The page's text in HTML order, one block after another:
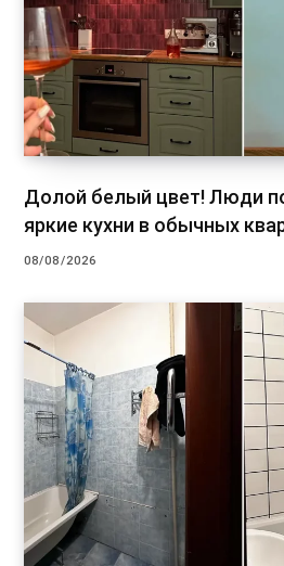
Долой белый цвет! Люди
яркие кухни в обычных
08/08/2026